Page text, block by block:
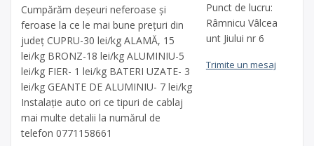
Cumpărăm deșeuri neferoase și
feroase la ce le mai bune prețuri din
județ CUPRU-30 lei/kg ALAMĂ, 15
lei/kg BRONZ-18 lei/kg ALUMINIU-5
lei/kg FIER- 1 lei/kg BATERI UZATE- 3
lei/kg GEANTE DE ALUMINIU- 7 lei/kg
Instalație auto ori ce tipuri de cablaj
mai multe detalii la numărul de
telefon 0771158661
Punct de lucru:
Râmnicu Vâlcea
unt Jiului nr 6
Trimite un mesaj